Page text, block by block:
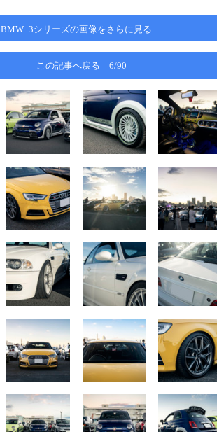
BMW 3シリーズの画像をさらに見る
この記事へ戻る 6/90